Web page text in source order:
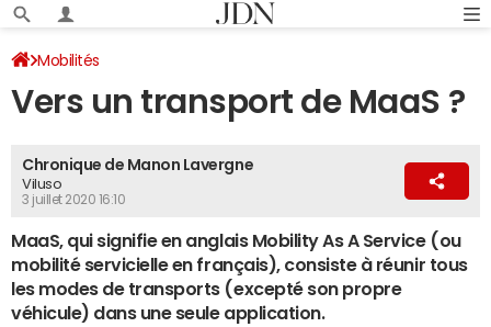
Mobilités
Vers un transport de MaaS ?
Chronique de Manon Lavergne
Viluso
3 juillet 2020 16:10
MaaS, qui signifie en anglais Mobility As A Service (ou
mobilité servicielle en français), consiste à réunir tous
les modes de transports (excepté son propre
véhicule) dans une seule application.